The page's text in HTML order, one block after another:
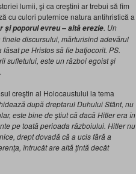
lumii, şi ca creştini ar trebui să fim
cu culori puternice natura antihristică a
şi poporul evreu – altă erezie. Un
discursului, mărturisind adevărul
pe Hristos să fie batjocorit. PS.
sufletului, este un război egoist şi
creştin al Holocaustului la tema
după dreptarul Duhului Sfânt, nu
este bine de ştiut că dacă Hitler era în
pe toată perioada războiului. Hitler nu
drept dovadă că a ucis fără a
întrucât are altă ţintă decât